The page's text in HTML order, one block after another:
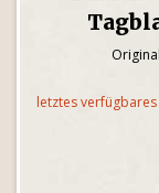
letztes